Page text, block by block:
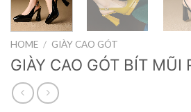
HOME / GIÀY CAO GÓT
GIÀY CAO GÓT BÍT MŨI